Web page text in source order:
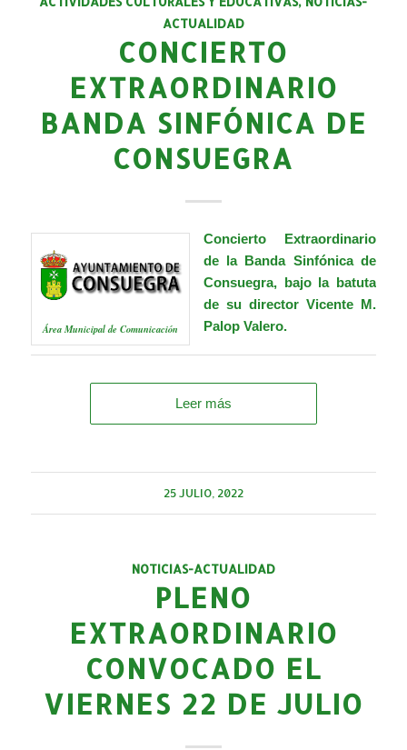
ACTUALIDAD
CONCIERTO
EXTRAORDINARIO
BANDA SINFÓNICA DE
CONSUEGRA
Área Municipal de Comunicación
Concierto Extraordinario
de la Banda Sinfónica de
Consuegra, bajo la batuta
de su director Vicente M.
Palop Valero.
Leer más
25 JULIO, 2022
NOTICIAS-ACTUALIDAD
PLENO
EXTRAORDINARIO
CONVOCADO EL
VIERNES 22 DE JULIO